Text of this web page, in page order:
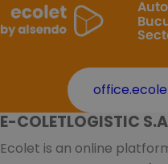
E-COLETLOGISTIC
Ecolet is an online